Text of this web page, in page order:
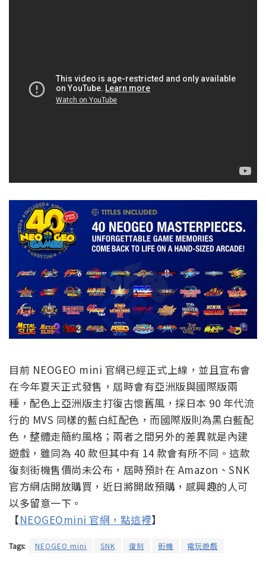
目前 NEOGEO mini 官網已經正式上線，並且宣布會
在今年夏天正式發售，屆時會有亞洲版與國際版兩
種，配色上亞洲版主打復古懷舊風，採日本 90 年代流
行的 MVS 同樣的藍白紅配色，而國際版則為黑白藍配
色，整體走簡約風格；兩者之間另外的差異就是內建
遊戲，雖同為 40 款但其中有 14 款會有所不同。這款
復刻街機售價尚未公布，屆時預計在 Amazon、SNK
官方網店開放購買，近日將開啟預購，感興趣的人可
以多留意一下。
【NEOGEOmini 官網，點這裡】
Tags: NEOGEO mini SNK 復刻 街機 電玩遊戲